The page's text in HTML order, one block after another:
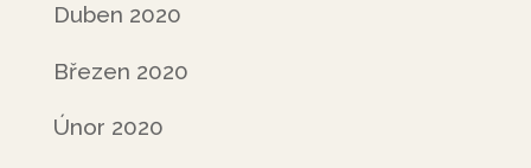
Duben 2020
Březen 2020
Únor 2020